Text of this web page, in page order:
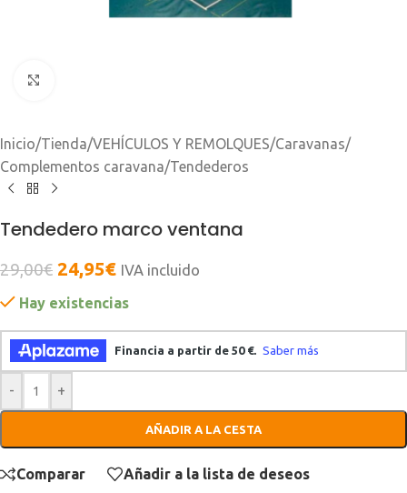
Inicio/Tienda/VEHÍCULOS Y REMOLQUES/Caravanas/
Complementos caravana/Tendederos
Tendedero marco ventana
29,00€ 24,95€ IVA incluido
Hay existencias
- +
AÑADIR A LA CESTA
Comparar Añadir a la lista de deseos